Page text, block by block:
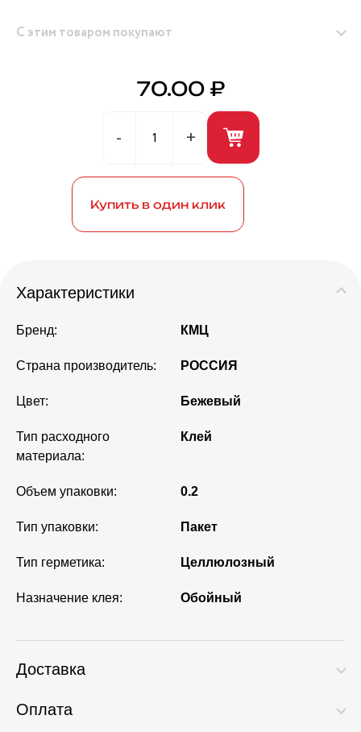
С этим товаром покупают
Герметик универсальный (белый) 280мл ANDRE
BROS
70.00 ₽
Купить в один клик
Характеристики
Бренд: КМЦ
Страна производитель: РОССИЯ
Цвет: Бежевый
Тип расходного
материала:
Клей
Объем упаковки: 0.2
Тип упаковки: Пакет
Тип герметика: Целлюлозный
Назначение клея: Обойный
Доставка
Оплата